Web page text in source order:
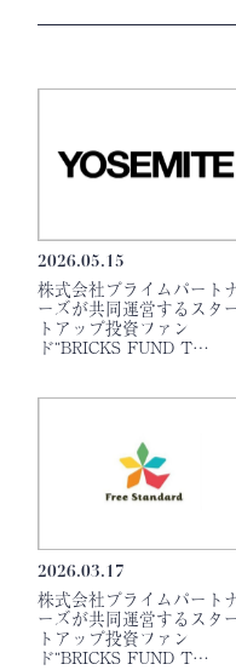
2026.05.15
株式会社プライムパート
ーズが共同運営するスタ
トアップ投資ファン
ド“BRICKS FUND T…
2026.03.17
株式会社プライムパート
ーズが共同運営するスタ
トアップ投資ファン
ド“BRICKS FUND T…